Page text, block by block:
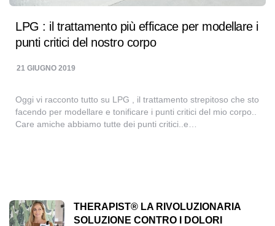
LPG : il trattamento più efficace per modellare i
punti critici del nostro corpo
21 GIUGNO 2019
Oggi vi racconto tutto su LPG , il trattamento strepitoso che sto
facendo per modellare e tonificare i punti critici del mio corpo..
Care amiche abbiamo tutte dei punti critici..e…
THERAPIST® LA RIVOLUZIONARIA
SOLUZIONE CONTRO I DOLORI